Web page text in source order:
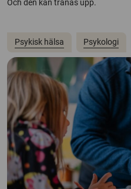
Och den kan tränas upp.
Psykisk hälsa Psykologi